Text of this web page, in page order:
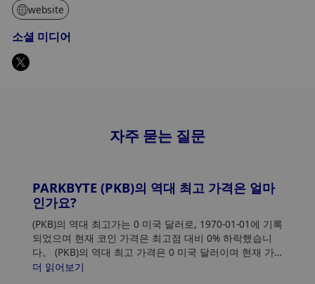
website
소셜 미디어
자주 묻는 질문
PARKBYTE (PKB)의 역대 최고 가격은 얼마
인가요?
(PKB)의 역대 최고가는 0 미국 달러로, 1970-01-01에 기록
되었으며 현재 코인 가격은 최고점 대비 0% 하락했습니
다。 (PKB)의 역대 최고 가격은 0 미국 달러이며 현재 가
격은 최고점 대비 0% 하락했습니다.
더 읽어보기